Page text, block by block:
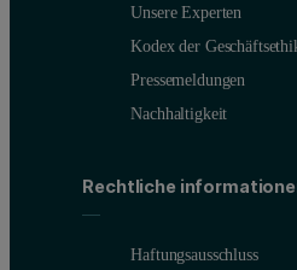
Unsere Experten
Kodex der
Pressemeldungen
Nachhaltigkeit
Rechtliche
Haftungsausschluss